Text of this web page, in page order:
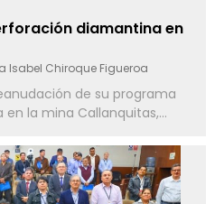
diamantina en
Isabel Chiroque Figueroa
de su programa
la mina Callanquitas,...